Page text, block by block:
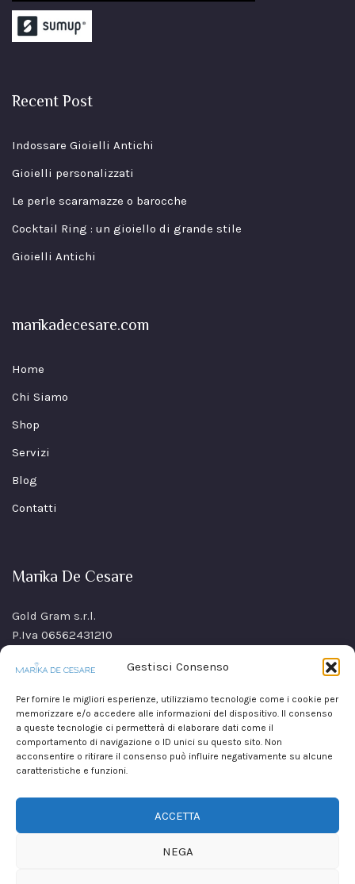
Gestisci Consenso
Per fornire le migliori esperienze, utilizziamo tecnologie come i cookie per
memorizzare e/o accedere alle informazioni del dispositivo. Il consenso
a queste tecnologie ci permetterà di elaborare dati come il
comportamento di navigazione o ID unici su questo sito. Non
acconsentire o ritirare il consenso può influire negativamente su alcune
caratteristiche e funzioni.
ACCETTA
NEGA
Recent Post
Indossare Gioielli Antichi
Gioielli personalizzati
Le perle scaramazze o barocche
Cocktail Ring : un gioiello di grande stile
Gioielli Antichi
marikadecesare.com
Home
Chi Siamo
Shop
Servizi
Blog
Contatti
Marika De Cesare
Gold Gram s.r.l.
P.Iva 06562431210
80021 Afragola(NA)